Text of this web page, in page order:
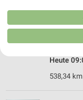
Tchibo
88471
Heute
538,34
Kombinationen von Daten
Verbesserung der
von Inhalten.
Daten können außerhalb der
Website/App.
Partnerliste anzeigen